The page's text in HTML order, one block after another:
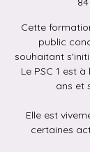
Cette
public
souhaitant
Le PSC 1 est
ans et
Elle est
certaines